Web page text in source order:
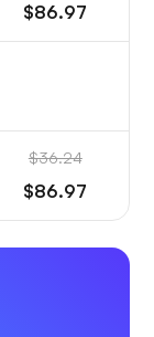
$86.97
$36.24
$86.97